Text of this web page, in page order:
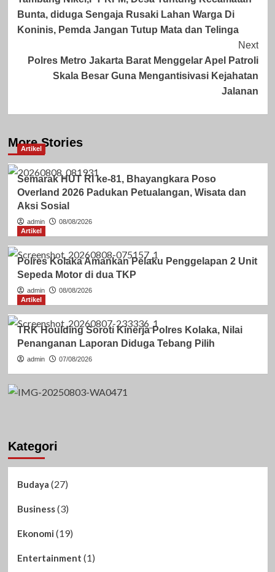
Navigation
Bunta, diduga Sengaja Rusaki Lahan Warga Di
Koninis, Pemda Jangan Tutup Mata dan Telinga
Next
Polres Metro Jakarta Barat Menggelar Apel Patroli
Skala Besar Guna Mengantisivasi Kejahatan
Jalanan
More Stories
Artikel
Semarak HUT RI ke-81, Bhayangkara Poso
Overland 2026 Padukan Petualangan, Wisata dan
Aksi Sosial
admin
08/08/2026
Artikel
Polres Kolaka Amankan Pelaku Penggelapan 2 Unit
Sepeda Motor di dua TKP
admin
08/08/2026
Artikel
TRK Houlding Soroti Kinerja Polres Kolaka, Nilai
Penanganan Laporan Diduga Tebang Pilih
admin 07/08/2026
Kategori
Budaya (27)
Business(3)
Ekonomi (19)
Entertainment (1)